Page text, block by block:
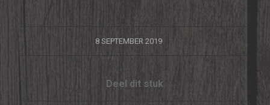
8 SEPTEMBER 2019
/
Deel dit stuk